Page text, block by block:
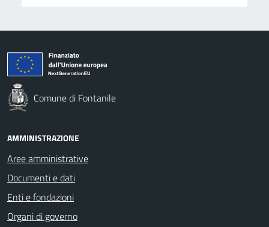
Comune di Fontanile
AMMINISTRAZIONE
Aree amministrative
Documenti e dati
Enti e fondazioni
Organi di governo